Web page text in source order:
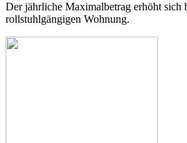
Der jährliche Maximalbetrag erhöht sich
rollstuhlgängigen Wohnung.